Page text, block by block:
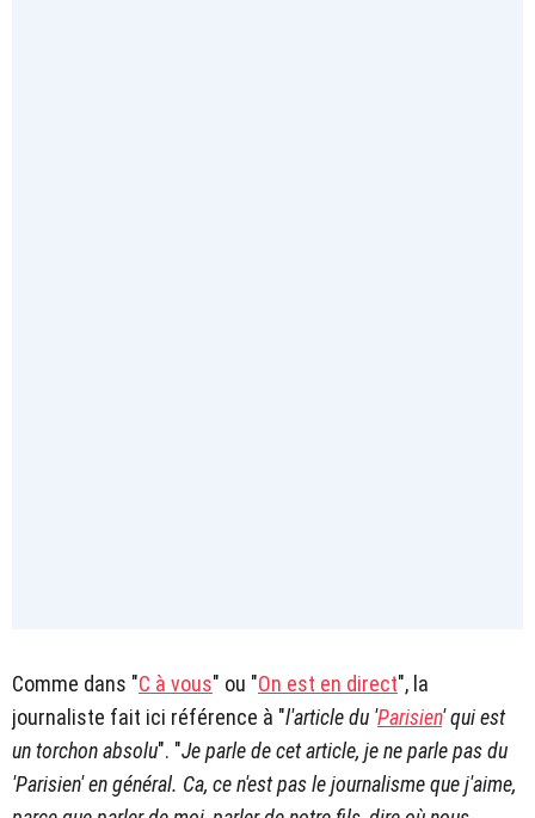
Comme dans "C à vous" ou "On est en direct", la
journaliste fait ici référence à "l'article du 'Parisien' qui est
un torchon absolu". "Je parle de cet article, je ne parle pas du
'Parisien' en général. Ca, ce n'est pas le journalisme que j'aime,